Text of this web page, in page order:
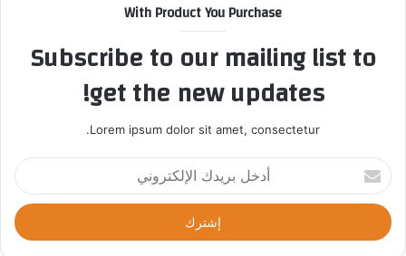
With Product You Purchase
Subscribe to our mailing list to
get the new updates!
Lorem ipsum dolor sit amet, consectetur.
أ
د
خ
ل